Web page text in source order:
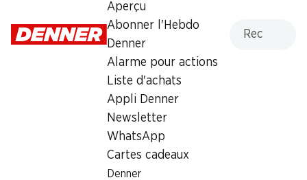
Aperçu
Abonner l'Hebdo
Denner
Alarme pour actions
Liste d'achats
Appli Denner
Newsletter
WhatsApp
Cartes cadeaux
Denner
Mardi
Retrait d'espèces avec la carte
postale / M-Card